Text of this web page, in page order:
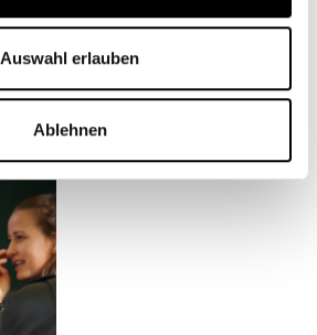
Auswahl erlauben
AblehnenProfile